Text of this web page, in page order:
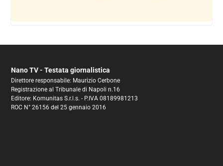
Nano TV - Testata giornalistica
Direttore responsabile: Maurizio Cerbone
Registrazione al Tribunale di Napoli n.16
Editore: Komunitas S.r.l.s. - P.IVA 08189981213
ROC N° 26156 del 25 gennaio 2016